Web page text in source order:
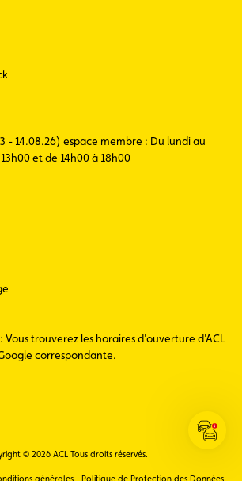
- 14.08.26) espace membre : Du lundi au
et de 14h00 à 18h00
Vous trouverez les horaires d'ouverture d'ACL
correspondante.
© 2026 ACL Tous droits réservés.
Ouvrir